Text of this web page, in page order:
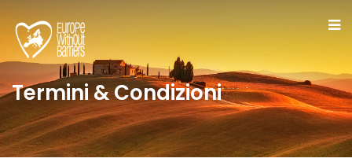
Termini & Condizioni